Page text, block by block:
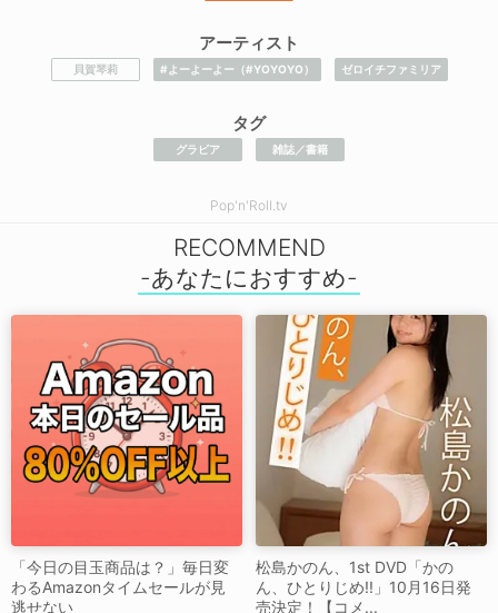
アーティスト
貝賀琴莉 #よーよーよー（#YOYOYO） ゼロイチファミリア
タグ
グラビア 雑誌／書籍
Pop'n'Roll.tv
RECOMMEND
「今日の目玉商品は？」毎日変
わるAmazonタイムセールが見
逃せない
松島かのん、1st DVD「かの
ん、ひとりじめ!!」10月16日発
売決定！【コメ...